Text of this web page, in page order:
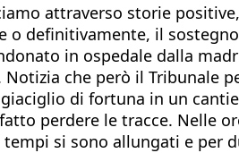
attraverso storie
o definitivamente, il
in ospedale dalla
che però il Tribunale
di fortuna in un
perdere le tracce. Nelle
si sono allungati e per